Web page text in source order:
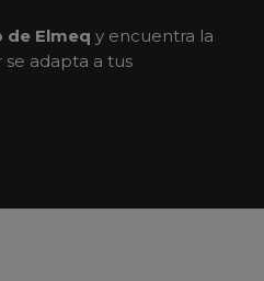
de Elmeq y encuentra la
adapta a tus